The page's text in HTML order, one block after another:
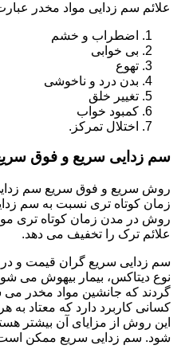
علائم سم زدایی مواد مخدر
اضطراب و خشم
بی خوابی
تهوع
بدن درد و ناخوشی
تغییر خلق
کمبود خواب
اختلال تمرکز.
سم زدایی سریع و فوق
روش سریع و فوق سریع سم
زمان کوتاه تری نسبت به سم
روش در مدن زمان کوتاه تری
علائم ترک را تخفیف می دهد.
سم زدایی سریع گران قیمت و
نوع دیتاکس، بیمار بیهوش می
گردند که جانشین مواد مخدر
کسانی کاربرد دارد که معتاد
این روش از مزایای آن بیشتر
شود. سم زدایی سریع ممکن است